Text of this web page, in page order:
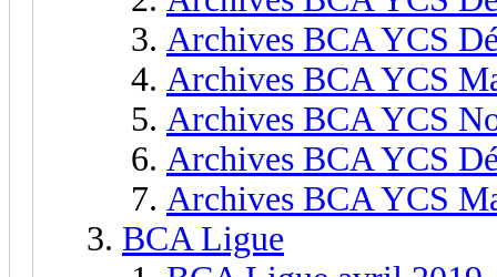
Archives BCA YCS
Archives BCA YCS
Archives BCA YCS
Archives BCA YCS
Archives BCA YCS
BCA Ligue